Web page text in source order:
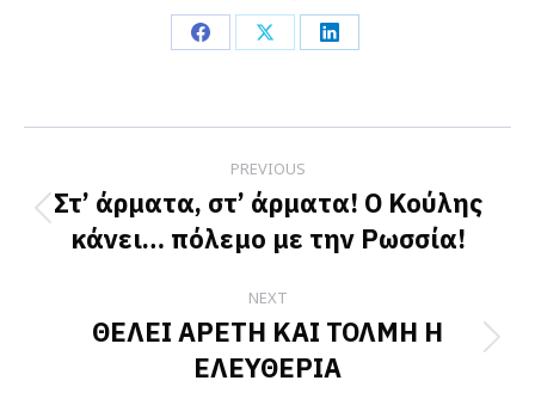
Share
Facebook
Share
X
Share
LinkedIn
navigation
PREVIOUS
Previous
post:
Στ’ άρματα, στ’ άρματα! Ο Κούλης
κάνει… πόλεμο με την Ρωσσία!
NEXT
Next
post:
ΘΕΛΕΙ ΑΡΕΤΗ ΚΑΙ ΤΟΛΜΗ Η
ΕΛΕΥΘΕΡΙΑ